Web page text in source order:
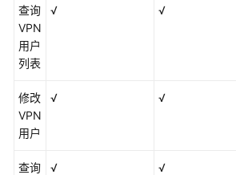
查询
VPN
用户
列表
√ √
修改
VPN
用户
√ √
查询
√ √